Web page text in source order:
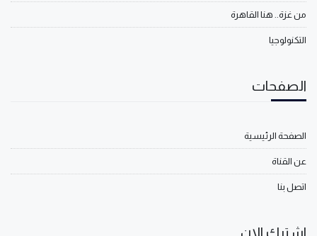
من غزة.. هنا القاهرة
التكنولوجيا
الصفحات
الصفحة الرئيسية
عن القناة
اتصل بنا
اشترك الان